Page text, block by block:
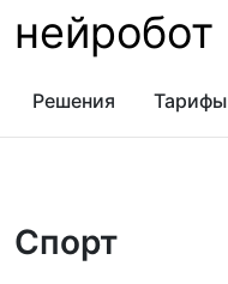
нейробот
Решения Тарифы
Спорт